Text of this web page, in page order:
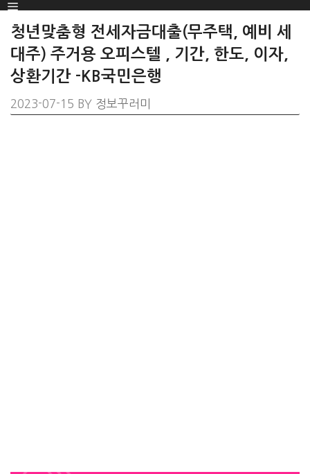
SKIP
TO
CONTENT
Menu
청년맞춤형 전세자금대출(무주택, 예비 세
대주) 주거용 오피스텔 , 기간, 한도, 이자,
상환기간 -KB국민은행
2023-07-15 BY 정보꾸러미